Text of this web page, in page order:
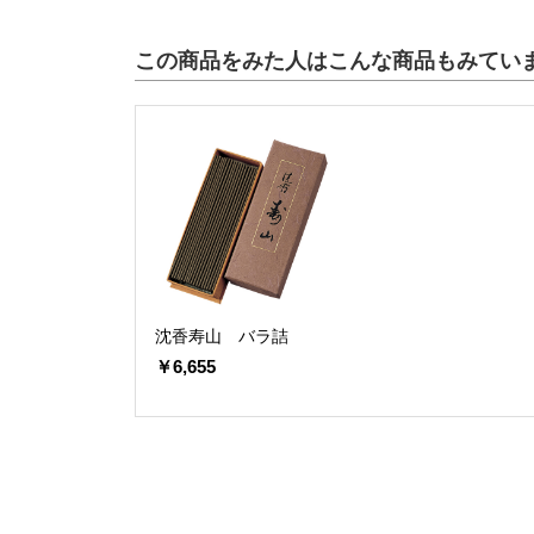
この商品をみた人はこんな商品もみてい
沈香寿山 バラ詰
￥6,655